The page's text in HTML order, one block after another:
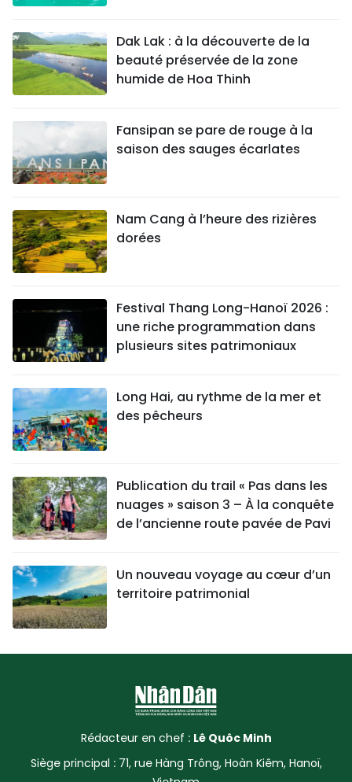
Dak Lak : à la découverte de la
beauté préservée de la zone
humide de Hoa Thinh
Fansipan se pare de rouge à la
saison des sauges écarlates
Nam Cang à l’heure des rizières
dorées
Festival Thang Long-Hanoï 2026 :
une riche programmation dans
plusieurs sites patrimoniaux
Long Hai, au rythme de la mer et
des pêcheurs
Publication du trail « Pas dans les
nuages » saison 3 – À la conquête
de l’ancienne route pavée de Pavi
Un nouveau voyage au cœur d’un
territoire patrimonial
Rédacteur en chef : Lê Quôc Minh
Siège principal : 71, rue Hàng Trông, Hoàn Kiêm, Hanoï,